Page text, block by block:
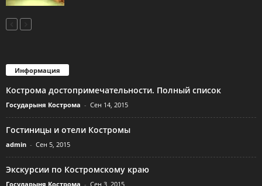
Информация
Кострома достопримечательности. Полный список
Государыня Кострома - Сен 14, 2015
Гостиницы и отели Костромы
admin - Сен 5, 2015
Экскурсии по Костромскому краю
Государыня Кострома - Сен 3, 2015